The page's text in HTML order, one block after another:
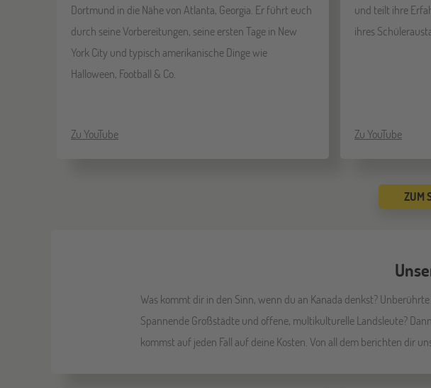
Dortmund in die Nähe von Atlanta, Georgia. Er führt euch
durch seine Vorbereitungen, seine ersten Tage in New
York City und typisch amerikanische Dinge wie
Halloween, Football & Co.
Zu YouTube
und teilt ihre
ihres
Zu YouTube
ZUM
Was kommt dir in den Sinn, wenn du an Kanada denkst?
Spannende Großstädte und offene, multikulturelle Landsleute?
kommst auf jeden Fall auf deine Kosten. Von all dem berichten dir